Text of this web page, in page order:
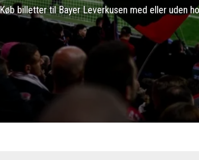
Køb billetter til Bayer Leverkusen med eller uden